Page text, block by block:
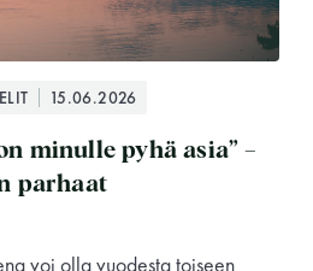
15.06.2026
minulle pyhä asia” –
parhaat
voi olla vuodesta toiseen